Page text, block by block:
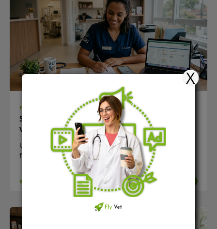
HUB-VET
SimplesVet ou Fly Vet: qual escolher pra clínica
veterinária em 2026
Última atualização: 21/05/2026 · Por Mateus Gomes,
founder da Fly Vet
READ MORE
X